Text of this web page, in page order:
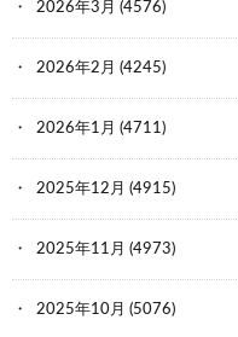
2026年3月 (4576)
2026年2月 (4245)
2026年1月 (4711)
2025年12月 (4915)
2025年11月 (4973)
2025年10月 (5076)